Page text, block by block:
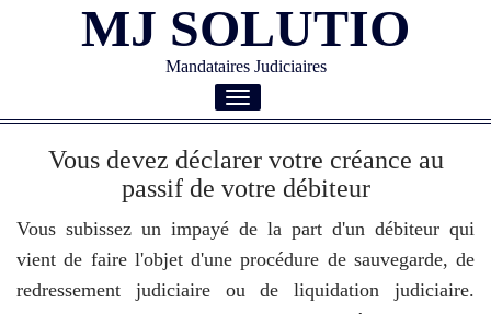
MJ SOLUTIO
Mandataires Judiciaires
Toggle
Vous devez déclarer votre créance au
passif de votre débiteur
Vous subissez un impayé de la part d'un débiteur qui
vient de faire l'objet d'une procédure de sauvegarde, de
redressement judiciaire ou de liquidation judiciaire.